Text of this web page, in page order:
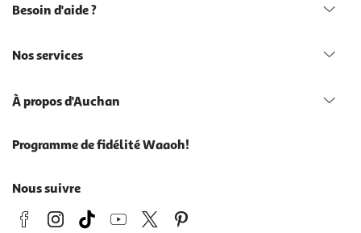
Besoin d'aide ?
Nos services
À propos d'Auchan
Programme de fidélité Waaoh!
Nous suivre